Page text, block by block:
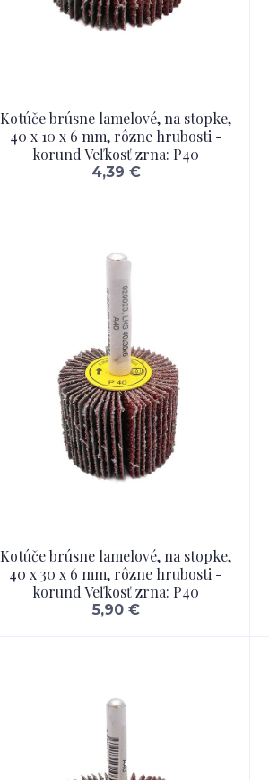
Kotúče brúsne lamelové, na stopke,
40 x 10 x 6 mm, rôzne hrubosti -
korund Veľkosť zrna: P40
4,39 €
Kotúče brúsne lamelové, na stopke,
40 x 30 x 6 mm, rôzne hrubosti -
korund Veľkosť zrna: P40
5,90 €